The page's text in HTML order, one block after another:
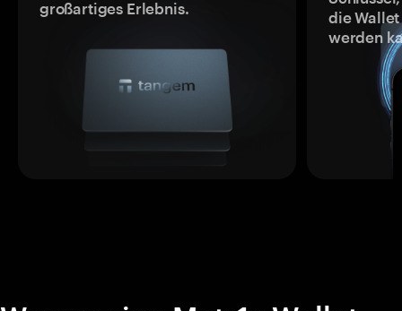
großartiges Erlebnis.
die
werden